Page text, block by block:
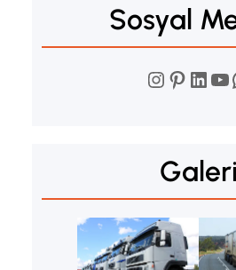
Sosyal
Instagram Pinterest LinkedIn YouTube
Galeri